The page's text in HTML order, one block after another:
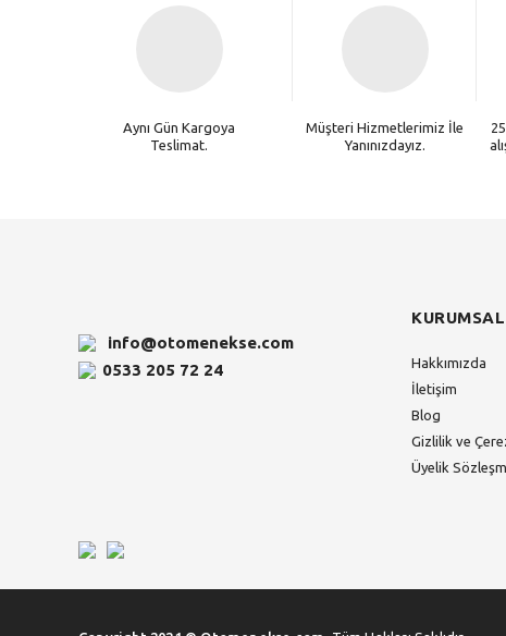
Aynı Gün Kargoya
Teslimat.
Müşteri Hizmetlerimiz İle
Yanınızdayız.
info@otomenekse.com
0533 205 72 24
KURUMSAL
Hakkımızda
İletişim
Blog
Gizlilik ve
Üyelik